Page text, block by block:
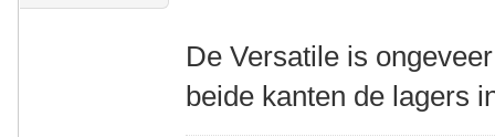
De Versatile is
beide kanten de lagers